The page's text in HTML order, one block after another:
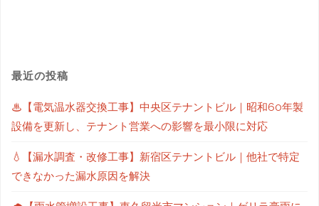
最近の投稿
♨【電気温水器交換工事】中央区テナントビル｜昭和60年製
設備を更新し、テナント営業への影響を最小限に対応
💧【漏水調査・改修工事】新宿区テナントビル｜他社で特定
できなかった漏水原因を解決